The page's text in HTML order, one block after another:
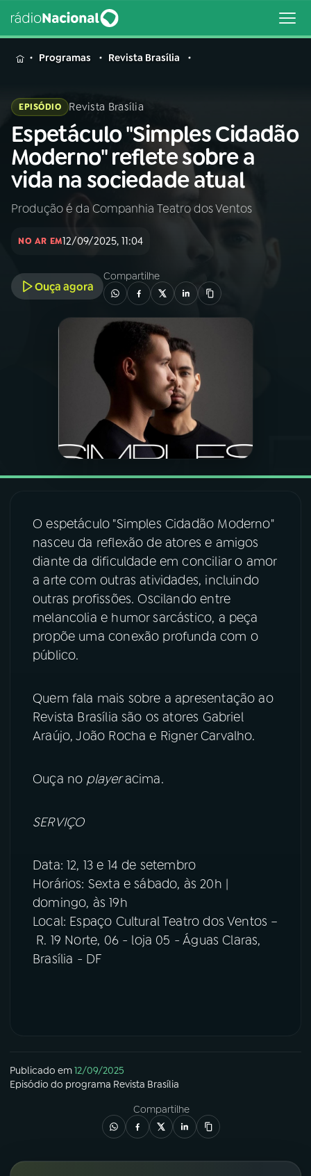
MENU
Buscar
na
Rádio
Nacional
Buscar
AO VIVO
02A RÁDIO
PROGRAMAÇÃO
PROGRAMAS
PODCASTS
06VIDEOCASTS
07ÚLTIMAS
FESTIVAL DE MÚSICA
ACOMPANHE A RÁDIO NACIONAL
YouTube
TikTok
Programas Revista Brasília
EPISÓDIO Revista Brasília
Espetáculo "Simples Cidadão
Moderno" reflete sobre a
vida na sociedade atual
Produção é da Companhia Teatro dos Ventos
NO AR EM12/09/2025, 11:04
Ouça agora
Compartilhe
O espetáculo "Simples Cidadão Moderno"
nasceu da reflexão de atores e amigos
diante da dificuldade em conciliar o amor
a arte com outras atividades, incluindo
outras profissões. Oscilando entre
melancolia e humor sarcástico, a peça
propõe uma conexão profunda com o
público.
Quem fala mais sobre a apresentação ao
Revista Brasília são os atores Gabriel
Araújo, João Rocha e Rigner Carvalho.
Ouça no playeracima.
SERVIÇO
Data: 12, 13 e 14 de setembro
Horários: Sexta e sábado, às 20h |
domingo, às 19h
Local: Espaço Cultural Teatro dos Ventos –
R. 19 Norte, 06 - loja 05 - Águas Claras,
Brasília - DF
Publicado em12/09/2025
Episódio do programa Revista Brasília
Compartilhe